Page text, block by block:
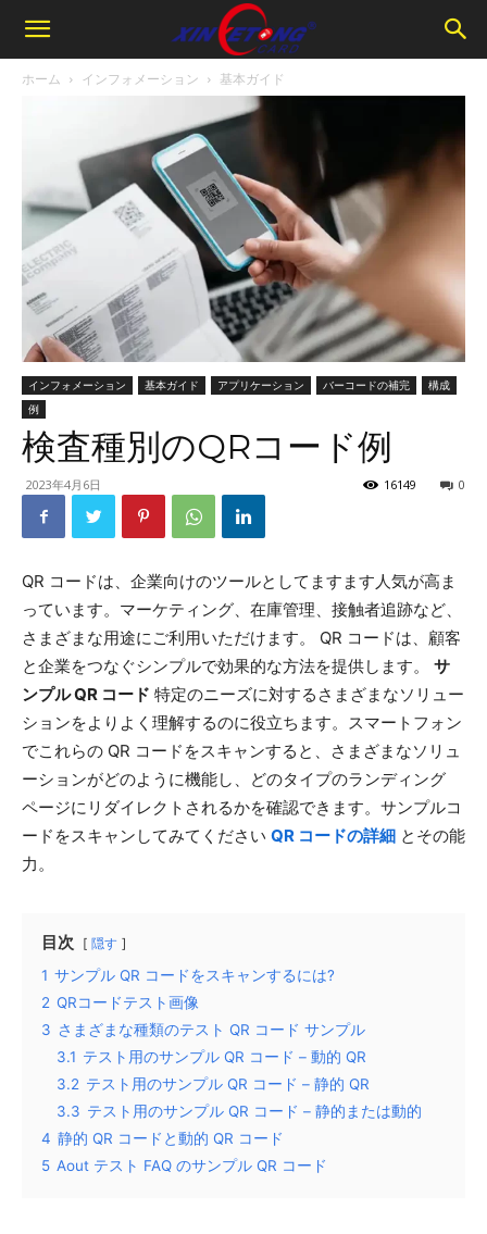
ホーム インフォメーション 基本ガイド
インフォメーション 基本ガイド アプリケーション バーコードの補完
構成
例
検査種別のQRコード例
2023年4月6日 0
16149
QR コードは、企業向けのツールとしてますます人気が高ま
っています。マーケティング、在庫管理、接触者追跡など、
さまざまな用途にご利用いただけます。 QR コードは、顧客
と企業をつなぐシンプルで効果的な方法を提供します。 サ
ンプル QR コード 特定のニーズに対するさまざまなソリュー
ションをよりよく理解するのに役立ちます。スマートフォン
でこれらの QR コードをスキャンすると、さまざまなソリュ
ーションがどのように機能し、どのタイプのランディング
ページにリダイレクトされるかを確認できます。サンプルコ
ードをスキャンしてみてください QR コードの詳細 とその能
力。
目次 隠す
1 サンプル QR コードをスキャンするには?
2 QRコードテスト画像
3 さまざまな種類のテスト QR コード サンプル
3.1 テスト用のサンプル QR コード – 動的 QR
3.2 テスト用のサンプル QR コード – 静的 QR
3.3 テスト用のサンプル QR コード – 静的または動的
4 静的 QR コードと動的 QR コード
5 Aout テスト FAQ のサンプル QR コード